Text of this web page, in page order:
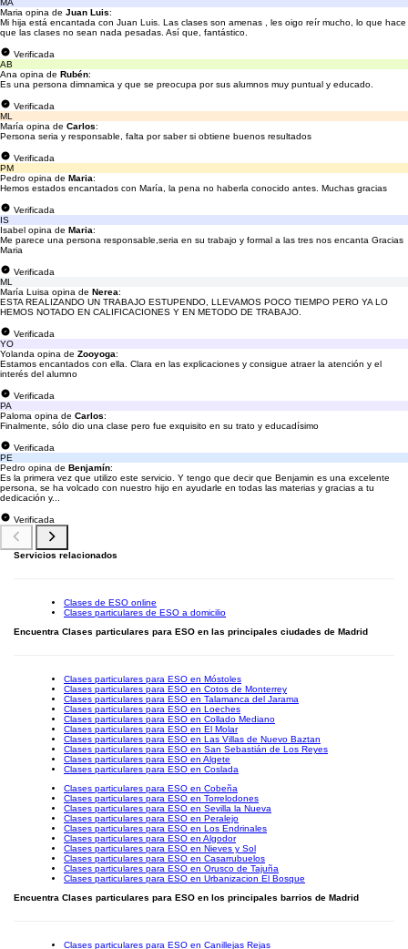
MA
Maria opina de Juan Luis:
Mi hija está encantada con Juan Luis. Las clases son amenas , les oigo reír mucho, lo que hace
que las clases no sean nada pesadas. Así que, fantástico.
Verificada
AB
Ana opina de Rubén:
Es una persona dimnamica y que se preocupa por sus alumnos muy puntual y educado.
Verificada
ML
María opina de Carlos:
Persona seria y responsable, falta por saber si obtiene buenos resultados
Verificada
PM
Pedro opina de Maria:
Hemos estados encantados con María, la pena no haberla conocido antes. Muchas gracias
Verificada
IS
Isabel opina de Maria:
Me parece una persona responsable,seria en su trabajo y formal a las tres nos encanta Gracias
Maria
Verificada
ML
María Luisa opina de Nerea:
ESTA REALIZANDO UN TRABAJO ESTUPENDO, LLEVAMOS POCO TIEMPO PERO YA LO
HEMOS NOTADO EN CALIFICACIONES Y EN METODO DE TRABAJO.
Verificada
YO
Yolanda opina de Zooyoga:
Estamos encantados con ella. Clara en las explicaciones y consigue atraer la atención y el
interés del alumno
Verificada
PA
Paloma opina de Carlos:
Finalmente, sólo dio una clase pero fue exquisito en su trato y educadísimo
Verificada
PE
Pedro opina de Benjamín:
Es la primera vez que utilizo este servicio. Y tengo que decir que Benjamin es una excelente
persona, se ha volcado con nuestro hijo en ayudarle en todas las materias y gracias a tu
dedicación y...
Verificada
Servicios relacionados
Clases de ESO online
Clases particulares de ESO a domicilio
Encuentra Clases particulares para ESO en las principales ciudades de Madrid
Clases particulares para ESO en Móstoles
Clases particulares para ESO en Cotos de Monterrey
Clases particulares para ESO en Talamanca del Jarama
Clases particulares para ESO en Loeches
Clases particulares para ESO en Collado Mediano
Clases particulares para ESO en El Molar
Clases particulares para ESO en Las Villas de Nuevo Baztan
Clases particulares para ESO en San Sebastián de Los Reyes
Clases particulares para ESO en Algete
Clases particulares para ESO en Coslada
Clases particulares para ESO en Cobeña
Clases particulares para ESO en Torrelodones
Clases particulares para ESO en Sevilla la Nueva
Clases particulares para ESO en Peralejo
Clases particulares para ESO en Los Endrinales
Clases particulares para ESO en Algodor
Clases particulares para ESO en Nieves y Sol
Clases particulares para ESO en Casarrubuelos
Clases particulares para ESO en Orusco de Tajuña
Clases particulares para ESO en Urbanizacion El Bosque
Encuentra Clases particulares para ESO en los principales barrios de Madrid
Clases particulares para ESO en Canillejas Rejas